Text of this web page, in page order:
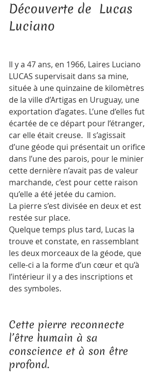
Découverte de  Lucas
Luciano
Il y a 47 ans, en 1966, Laires Luciano
LUCAS supervisait dans sa mine,
située à une quinzaine de kilomètres
de la ville d’Artigas en Uruguay, une
exportation d’agates. L’une d’elles fut
écartée de ce départ pour l’étranger,
car elle était creuse.  Il s’agissait
d’une géode qui présentait un orifice
dans l’une des parois, pour le minier
cette dernière n’avait pas de valeur
marchande, c’est pour cette raison
qu’elle a été jetée du camion.
La pierre s’est divisée en deux et est
restée sur place.
Quelque temps plus tard, Lucas la
trouve et constate, en rassemblant
les deux morceaux de la géode, que
celle-ci a la forme d’un cœur et qu’à
l’intérieur il y a des inscriptions et
des symboles.
Cette pierre reconnecte
l’être humain à sa
conscience et à son être
profond.